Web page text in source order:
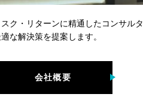
ク・リターンに精通したコンサルタ
な解決策を提案します。
会社概要